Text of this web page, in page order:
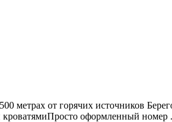
метрах от горячих источников
оформленный номер